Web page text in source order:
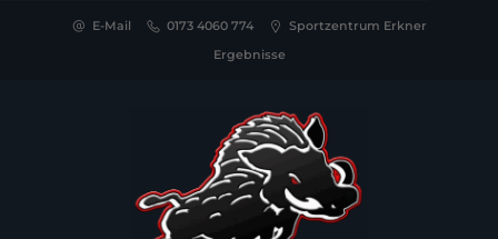
E-Mail 0173 4060 774
Sportzentrum Erkner
Ergebnisse